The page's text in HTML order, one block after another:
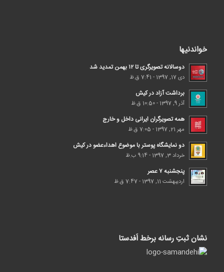
خواندنیها
دوسالانه تصویرگری تا ۱۲ بهمن تمدید شد
دی 17, 1397 - 7:41 ق.ظ
برداشت آزاد در کیش
آذر 9, 1397 - 10:50 ق.ظ
همه تصویرگران ایرانی داخل و خارج
مهر 21, 1397 - 7:05 ق.ظ
دو نمایشگاه پوستر با موضوع اهداء‌عضو در کیش
خرداد 3, 1397 - 9:14 ب.ظ
پنجشنبه ۷ عصر
اردیبهشت 11, 1397 - 7:47 ق.ظ
نشان ثبتِ رسانه برخط اَفدستا